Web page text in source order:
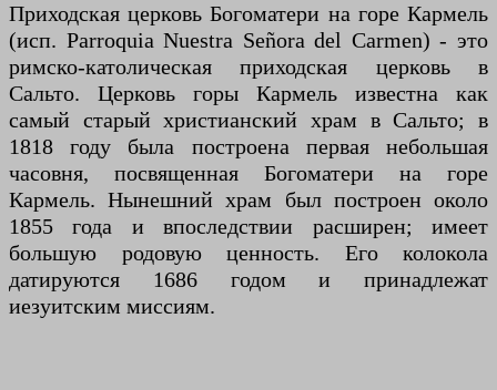
Приходская церковь Богоматери на горе Кармель
(исп. Parroquia Nuestra Señora del Carmen) - это
римско-католическая приходская церковь в
Сальто. Церковь горы Кармель известна как
самый старый христианский храм в Сальто; в
1818 году была построена первая небольшая
часовня, посвященная Богоматери на горе
Кармель. Нынешний храм был построен около
1855 года и впоследствии расширен; имеет
большую родовую ценность. Его колокола
датируются 1686 годом и принадлежат
иезуитским миссиям.